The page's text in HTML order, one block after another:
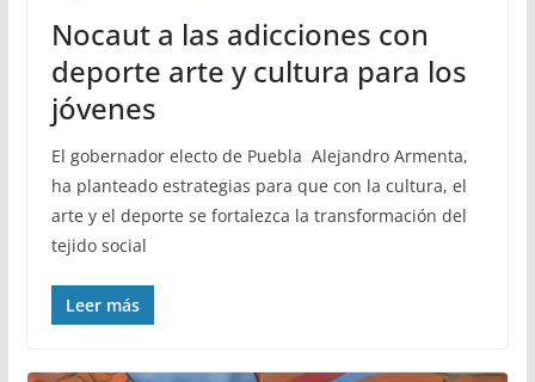
Nocaut a las adicciones con
deporte arte y cultura para los
jóvenes
El gobernador electo de Puebla Alejandro Armenta,
ha planteado estrategias para que con la cultura, el
arte y el deporte se fortalezca la transformación del
tejido social
Leer más